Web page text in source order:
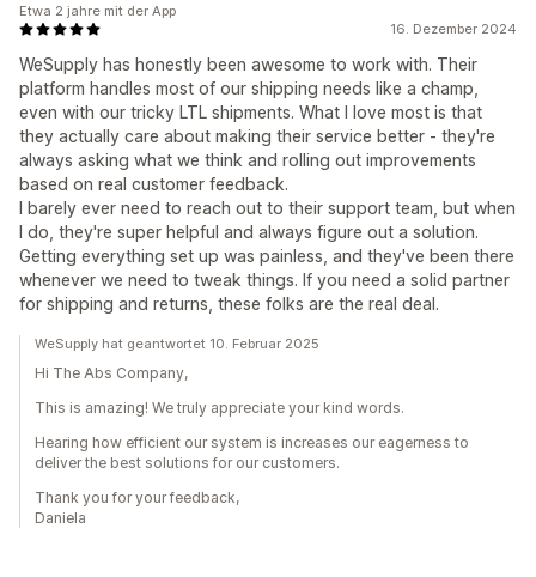
16. Dezember 2024
WeSupply has honestly been awesome to work with. Their
platform handles most of our shipping needs like a champ,
even with our tricky LTL shipments. What I love most is that
they actually care about making their service better - they're
always asking what we think and rolling out improvements
based on real customer feedback.
I barely ever need to reach out to their support team, but when
I do, they're super helpful and always figure out a solution.
Getting everything set up was painless, and they've been there
whenever we need to tweak things. If you need a solid partner
for shipping and returns, these folks are the real deal.
Etwa 2 jahre mit der App
WeSupply hat geantwortet 10. Februar 2025
Hi The Abs Company,
This is amazing! We truly appreciate your kind words.
Hearing how efficient our system is increases our eagerness to
deliver the best solutions for our customers.
Thank you for your feedback,
Daniela